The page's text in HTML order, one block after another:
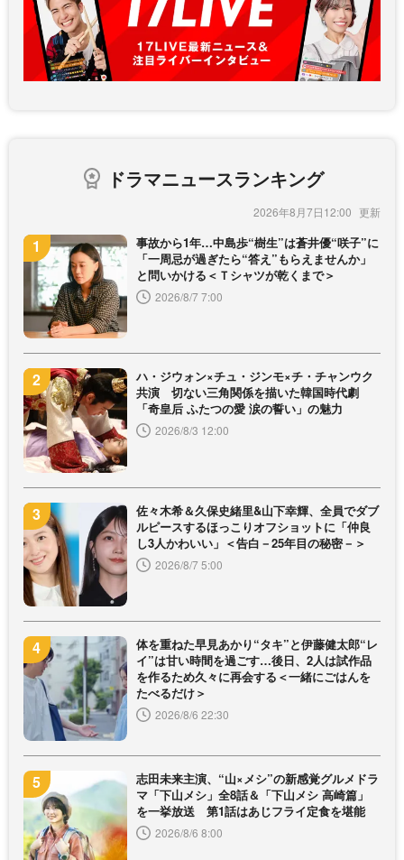
ドラマニュースランキング
2026年8月7日12:00
事故から1年…中島歩“樹生”は蒼井優“咲子”に
「一周忌が過ぎたら“答え”もらえませんか」
と問いかける＜Ｔシャツが乾くまで＞
2026/8/7 7:00
ハ・ジウォン×チュ・ジンモ×チ・チャンウク
共演 切ない三角関係を描いた韓国時代劇
「奇皇后 ふたつの愛 涙の誓い」の魅力
2026/8/3 12:00
佐々木希＆久保史緒里&山下幸輝、全員でダブ
ルピースするほっこりオフショットに「仲良
し3人かわいい」＜告白－25年目の秘密－＞
2026/8/7 5:00
体を重ねた早見あかり“タキ”と伊藤健太郎“レ
イ”は甘い時間を過ごす…後日、2人は試作品
を作るため久々に再会する＜一緒にごはんを
たべるだけ＞
2026/8/6 22:30
志田未来主演、“山×メシ”の新感覚グルメドラ
マ「下山メシ」全8話＆「下山メシ 高崎篇」
を一挙放送 第1話はあじフライ定食を堪能
2026/8/6 8:00